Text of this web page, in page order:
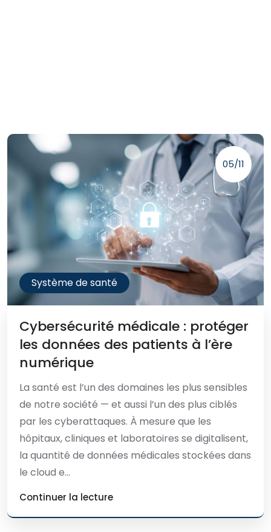
05/11
Système de santé
Cybersécurité médicale : protéger
les données des patients à l’ère
numérique
La santé est l’un des domaines les plus sensibles
de notre société — et aussi l’un des plus ciblés
par les cyberattaques. À mesure que les
hôpitaux, cliniques et laboratoires se digitalisent,
la quantité de données médicales stockées dans
le cloud e...
Continuer la lecture